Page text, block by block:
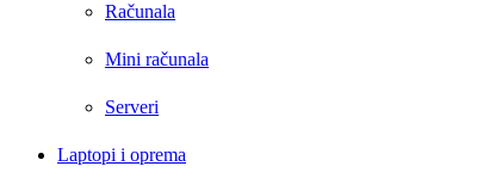
Računala
Mini računala
Serveri
Laptopi i oprema